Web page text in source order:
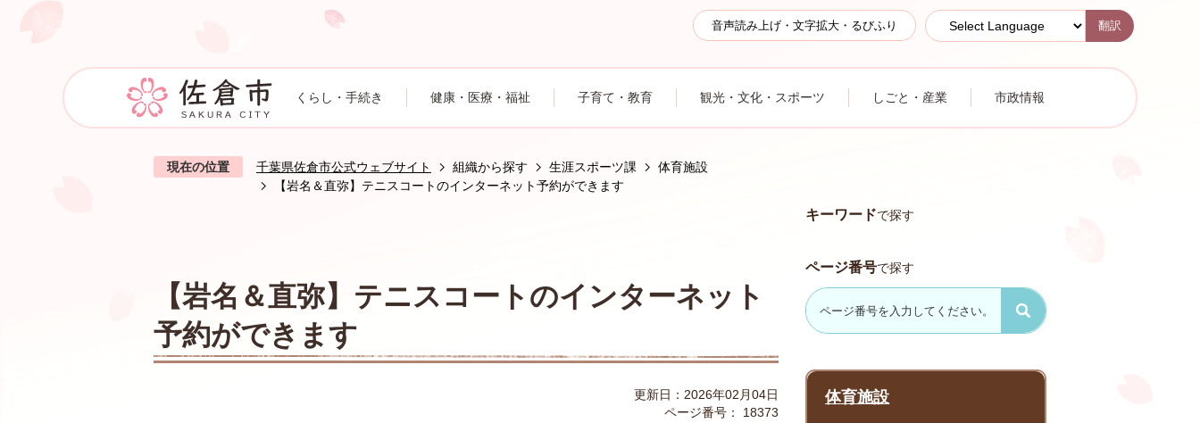
音声読み上げ・文字拡大・るびふり 翻訳
くらし・手続き 健康・医療・福祉 子育て・教育 観光・文化・スポーツ しごと・産業 市政情報
現在の位置 千葉県佐倉市公式ウェブサイト 組織から探す 生涯スポーツ課
体育施設
【岩名＆直弥】テニスコートのインターネット予約ができます
【岩名＆直弥】テニスコートのインターネット
予約ができます
更新日：2026年02月04日
ページ番号：
18373
キーワードで探す
ページ番号で探す
体育施設